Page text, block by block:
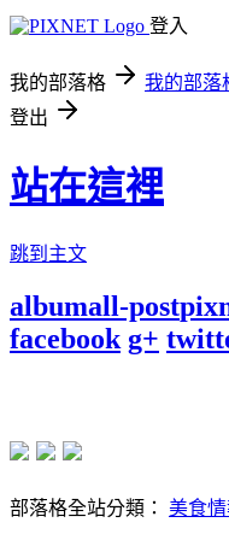
登入
我的部落格 我的部落
登出
站在這裡
跳到主文
albumall-post
facebook g+
部落格全站分類： 美食